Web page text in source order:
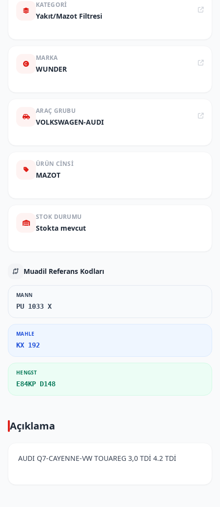
KATEGORI
Yakıt/Mazot Filtresi
MARKA
WUNDER
ARAÇ GRUBU
VOLKSWAGEN-AUDI
ÜRÜN CINSI
MAZOT
STOK DURUMU
Stokta mevcut
Muadil Referans Kodları
MANN
PU 1033 X
MAHLE
KX 192
HENGST
E84KP D148
Açıklama
AUDI Q7-CAYENNE-VW TOUAREG 3,0 TDİ 4.2 TDİ